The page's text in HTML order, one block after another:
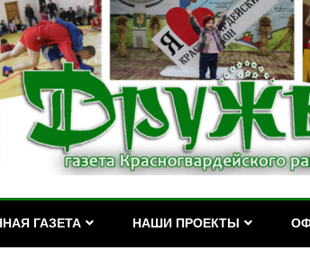
ГАЗЕТА НАШИ ПРОЕКТЫ